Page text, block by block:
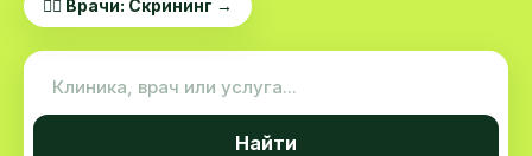
👨‍⚕️ Врачи: Скрининг →
Найти